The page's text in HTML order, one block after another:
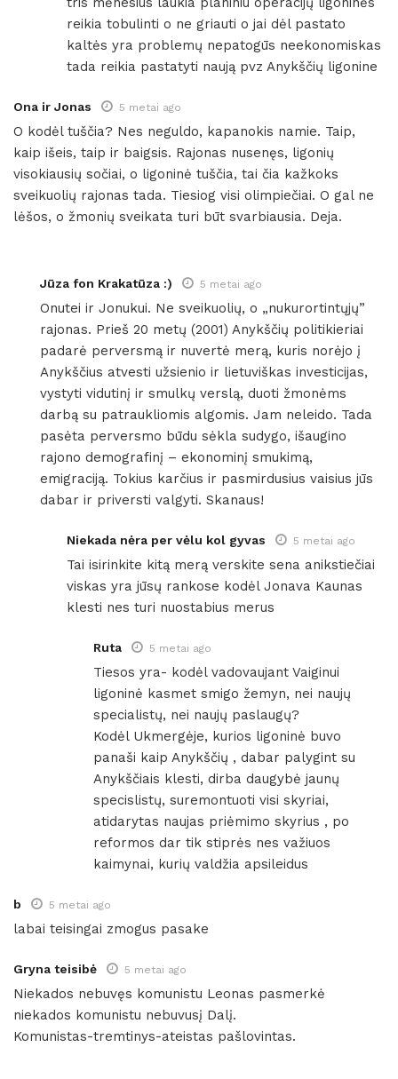
reikia tobulinti o ne griauti o jai dėl pastato
kaltės yra problemų nepatogūs neekonomiskas
tada reikia pastatyti naują pvz Anykščių ligonine
Ona ir Jonas 5 metai ago
O kodėl tuščia? Nes neguldo, kapanokis namie. Taip,
kaip išeis, taip ir baigsis. Rajonas nusenęs, ligonių
visokiausių sočiai, o ligoninė tuščia, tai čia kažkoks
sveikuolių rajonas tada. Tiesiog visi olimpiečiai. O gal ne
lėšos, o žmonių sveikata turi būt svarbiausia. Deja.
Jūza fon Krakatūza :) 5 metai ago
Onutei ir Jonukui. Ne sveikuolių, o „nukurortintųjų”
rajonas. Prieš 20 metų (2001) Anykščių politikieriai
padarė perversmą ir nuvertė merą, kuris norėjo į
Anykščius atvesti užsienio ir lietuviškas investicijas,
vystyti vidutinį ir smulkų verslą, duoti žmonėms
darbą su patraukliomis algomis. Jam neleido. Tada
pasėta perversmo būdu sėkla sudygo, išaugino
rajono demografinį – ekonominį smukimą,
emigraciją. Tokius karčius ir pasmirdusius vaisius jūs
dabar ir priversti valgyti. Skanaus!
Niekada nėra per vėlu kol gyvas 5 metai ago
Tai isirinkite kitą merą verskite sena anikstiečiai
viskas yra jūsų rankose kodėl Jonava Kaunas
klesti nes turi nuostabius merus
Ruta 5 metai ago
Tiesos yra- kodėl vadovaujant Vaiginui
ligoninė kasmet smigo žemyn, nei naujų
specialistų, nei naujų paslaugų?
Kodėl Ukmergėje, kurios ligoninė buvo
panaši kaip Anykščių , dabar palygint su
Anykščiais klesti, dirba daugybė jaunų
specislistų, suremontuoti visi skyriai,
atidarytas naujas priėmimo skyrius , po
reformos dar tik stiprės nes važiuos
kaimynai, kurių valdžia apsileidus
b 5 metai ago
labai teisingai zmogus pasake
Gryna teisibė 5 metai ago
Niekados nebuvęs komunistu Leonas pasmerkė
niekados komunistu nebuvusį Dalį.
Komunistas-tremtinys-ateistas pašlovintas.